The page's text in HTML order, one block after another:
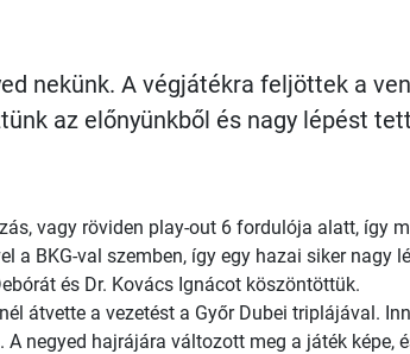
nekünk. A végjátékra feljöttek a
az előnyünkből és nagy lépést
vagy röviden play-out 6 fordulója alatt, így
a BKG-val szemben, így egy hazai siker
és Dr. Kovács Ignácot köszöntöttük.
átvette a vezetést a Győr Dubei triplájával.
negyed hajrájára változott meg a játék